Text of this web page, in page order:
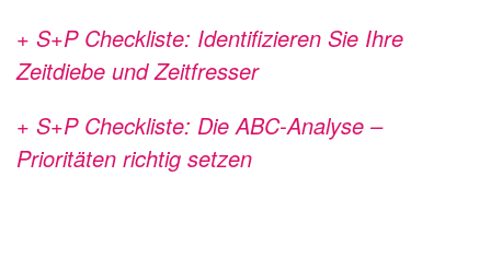
+ S+P Checkliste: Identifizieren Sie Ihre
Zeitdiebe und Zeitfresser
+ S+P Checkliste: Die ABC-Analyse –
Prioritäten richtig setzen